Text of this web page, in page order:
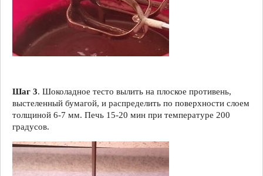
Шаг 3. Шоколадное тесто вылить на плоское противень,
выстеленный бумагой, и распределить по поверхности слоем
толщиной 6-7 мм. Печь 15-20 мин при температуре 200
градусов.